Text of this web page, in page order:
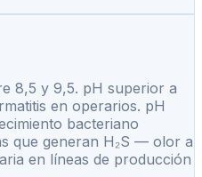
8,5 y 9,5. pH superior a
en operarios. pH
bacteriano
que generan H₂S — olor a
en líneas de producción